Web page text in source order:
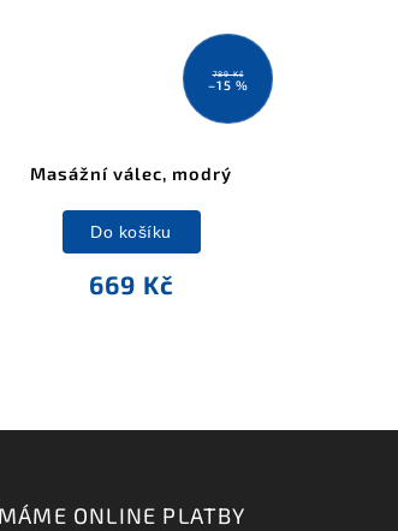
789 Kč
–15 %
Masážní válec, modrý
669 Kč
Do košíku
ONLINE PLATBY